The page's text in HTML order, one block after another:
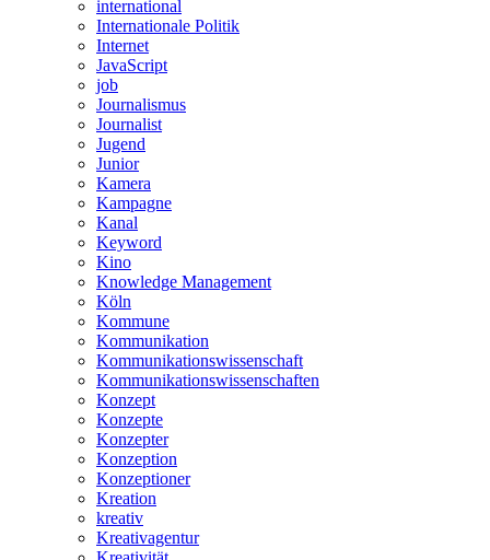
international
Internationale Politik
Internet
JavaScript
job
Journalismus
Journalist
Jugend
Junior
Kamera
Kampagne
Kanal
Keyword
Kino
Knowledge Management
Köln
Kommune
Kommunikation
Kommunikationswissenschaft
Kommunikationswissenschaften
Konzept
Konzepte
Konzepter
Konzeption
Konzeptioner
Kreation
kreativ
Kreativagentur